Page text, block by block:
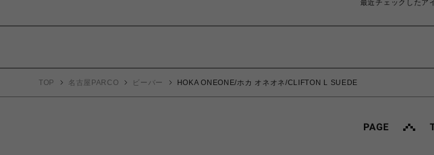
最近チェックしたア
TOP 名古屋PARCO ビーバー HOKA ONEONE/ホカ オネオネ/CLIFTON L SUEDE